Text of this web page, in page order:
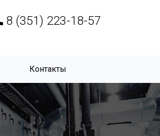
8 (351) 223-18-57
Контакты